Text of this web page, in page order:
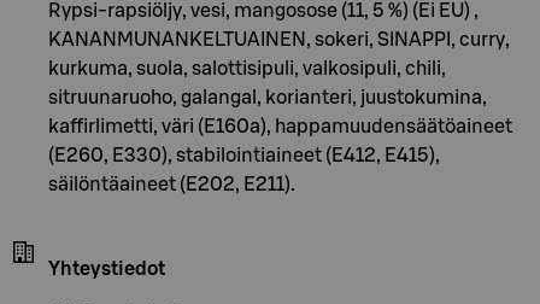
Rypsi-rapsiöljy, vesi, mangosose (11, 5 %) (Ei EU) ,
KANANMUNANKELTUAINEN, sokeri, SINAPPI, curry,
kurkuma, suola, salottisipuli, valkosipuli, chili,
sitruunaruoho, galangal, korianteri, juustokumina,
kaffirlimetti, väri (E160a), happamuudensäätöaineet
(E260, E330), stabilointiaineet (E412, E415),
säilöntäaineet (E202, E211).
Yhteystiedot